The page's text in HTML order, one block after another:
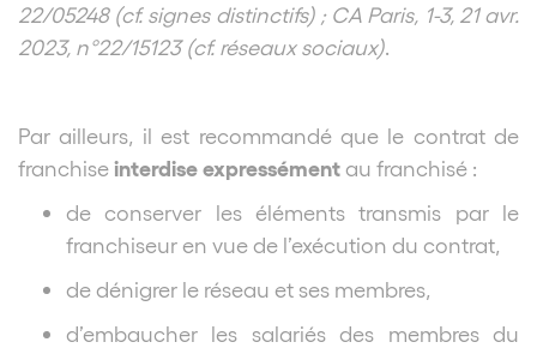
22/05248 (cf. signes distinctifs) ; CA Paris, 1-3, 21 avr.
2023, n°22/15123 (cf. réseaux sociaux)
Par ailleurs, il est recommandé que le contrat de
franchiseinterdise expressémentau franchisé :
de conserver les éléments transmis par le
franchiseur en vue de l’exécution du contrat,
de dénigrer le réseau et ses membres,
d’embaucher les salariés des membres du